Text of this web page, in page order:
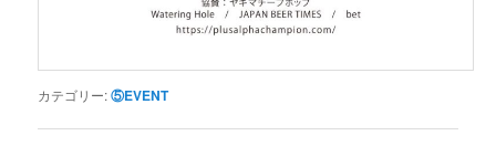
カテゴリー:⑤EVENT